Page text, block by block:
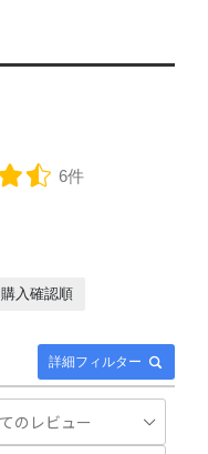
6件
詳細フィルター
購入確認順